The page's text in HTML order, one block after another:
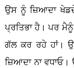
ਉਸ ਨੂੰ ਜ਼ਿਆਦਾ
ਪ੍ਰਤਿਭਾ ਹੈ। ਪਰ
ਗੱਲ ਕਰ ਰਹੇ ਹਾਂ।
ਜ਼ਿਆਦਾ ਨਾ